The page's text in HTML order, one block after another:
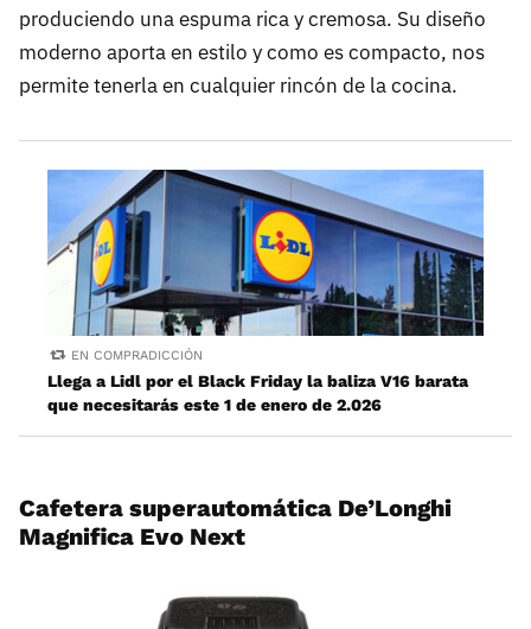
produciendo una espuma rica y cremosa. Su diseño
moderno aporta en estilo y como es compacto, nos
permite tenerla en cualquier rincón de la cocina.
EN COMPRADICCIÓN
Llega a Lidl por el Black Friday la baliza V16 barata
que necesitarás este 1 de enero de 2.026
Cafetera superautomática De’Longhi
Magnifica Evo Next